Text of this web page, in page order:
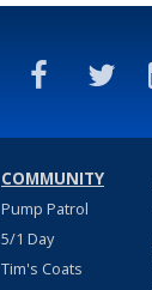
COMMUNITY
Pump Patrol
5/1 Day
Tim's Coats